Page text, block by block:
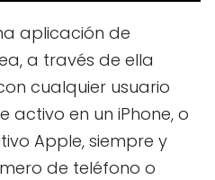
aplicación de
a través de ella
cualquier usuario
activo en un iPhone, o
Apple, siempre y
de teléfono o